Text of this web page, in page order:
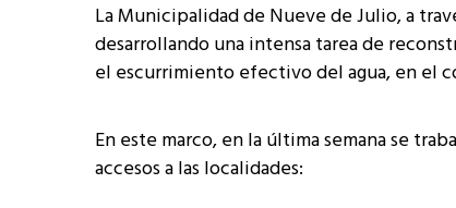
La Municipalidad de Nueve de Julio, a
desarrollando una intensa tarea de
el escurrimiento efectivo del agua, en el
En este marco, en la última semana se
accesos a las localidades: